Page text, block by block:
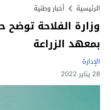
الرئيسية أخبار وطنية
وزارة الفلاحة
بمعهد الزراعة
الإدارة
28 يناير 2022